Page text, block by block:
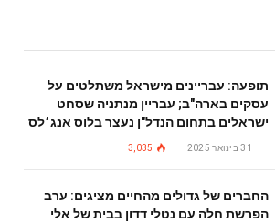
תופעה: עבריינים מישראל משתלטים על
עסקים בארה"ב; עבריין מנתניה שסחט
ישראלים בתחום הנדל"ן נעצר בלוס אנג׳לס
31 בינואר 2025 3,035
החברים של גדולים מהחיים מציגים: ערב
הפרשת חלה עם נטלי דדון בבית של אלי